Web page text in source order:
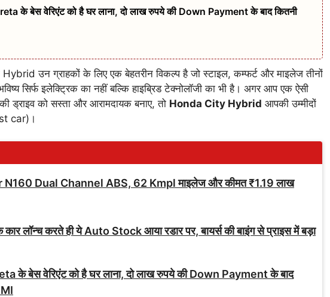
के बेस वेरिएंट को है घर लाना, दो लाख रुपये की Down Payment के बाद कितनी
उन ग्राहकों के लिए एक बेहतरीन विकल्प है जो स्टाइल, कम्फर्ट और माइलेज तीनों
सिर्फ इलेक्ट्रिक का नहीं बल्कि हाइब्रिड टेक्नोलॉजी का भी है। अगर आप एक ऐसी
ड्राइव को सस्ता और आरामदायक बनाए, तो Honda City Hybrid आपकी उम्मीदों
car)।
Dual Channel ABS, 62 Kmpl माइलेज और कीमत ₹1.19 लाख
कार लॉन्च करते ही ये Auto Stock आया रडार पर, बायर्स की बाइंग से प्राइस में बड़ा
के बेस वेरिएंट को है घर लाना, दो लाख रुपये की Down Payment के बाद